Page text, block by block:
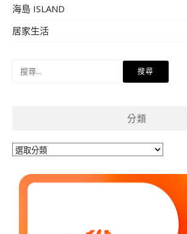
海島 ISLAND
居家生活
分類
分